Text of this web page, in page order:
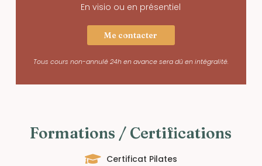
En visio ou en présentiel
Me contacter
Tous cours non-annulé 24h en avance sera dû en intégralité.
Formations / Certifications
Certificat Pilates